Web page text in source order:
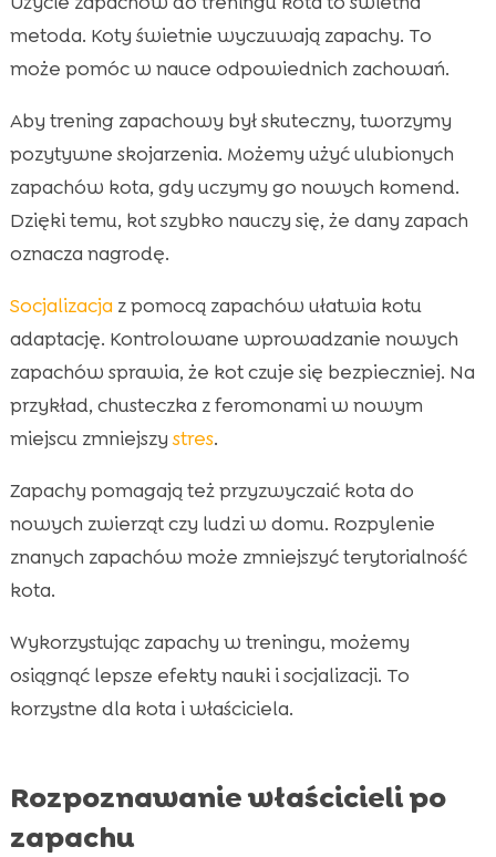
metoda. Koty świetnie wyczuwają zapachy. To
może pomóc w nauce odpowiednich zachowań.
Aby trening zapachowy był skuteczny, tworzymy
pozytywne skojarzenia. Możemy użyć ulubionych
zapachów kota, gdy uczymy go nowych komend.
Dzięki temu, kot szybko nauczy się, że dany zapach
oznacza nagrodę.
Socjalizacja z pomocą zapachów ułatwia kotu
adaptację. Kontrolowane wprowadzanie nowych
zapachów sprawia, że kot czuje się bezpieczniej. Na
przykład, chusteczka z feromonami w nowym
miejscu zmniejszy stres.
Zapachy pomagają też przyzwyczaić kota do
nowych zwierząt czy ludzi w domu. Rozpylenie
znanych zapachów może zmniejszyć terytorialność
kota.
Wykorzystując zapachy w treningu, możemy
osiągnąć lepsze efekty nauki i socjalizacji. To
korzystne dla kota i właściciela.
Rozpoznawanie właścicieli po
zapachu